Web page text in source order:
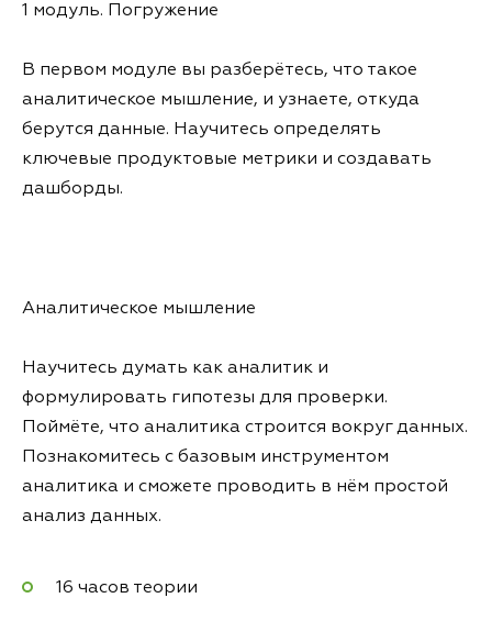
1 модуль. Погружение
В первом модуле вы разберётесь, что такое
аналитическое мышление, и узнаете, откуда
берутся данные. Научитесь определять
ключевые продуктовые метрики и создавать
дашборды.
Аналитическое мышление
Научитесь думать как аналитик и
формулировать гипотезы для проверки.
Поймёте, что аналитика строится вокруг данных.
Познакомитесь с базовым инструментом
аналитика и сможете проводить в нём простой
анализ данных.
16 часов теории